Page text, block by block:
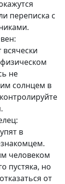
переписка с
не
солнцем в
в
человеком
пустяка, но
от